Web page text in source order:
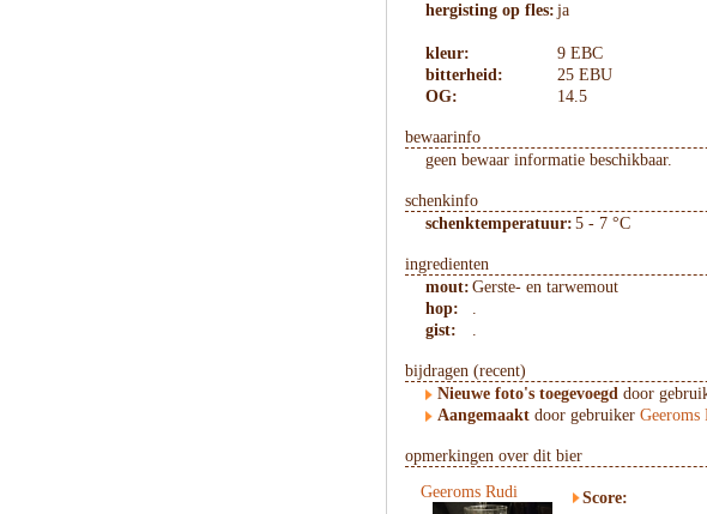
hergisting op fles: ja
kleur:
9 EBC
bitterheid:
25 EBU
OG:
14.5
bewaarinfo
geen bewaar informatie beschikbaar.
schenkinfo
schenktemperatuur: 5 - 7 °C
ingredienten
mout: Gerste- en tarwemout
hop:
.
gist:
.
bijdragen (recent)
Nieuwe foto's toegevoegd door
Aangemaakt door gebruiker Geeroms
opmerkingen over dit bier
Geeroms Rudi
Score: